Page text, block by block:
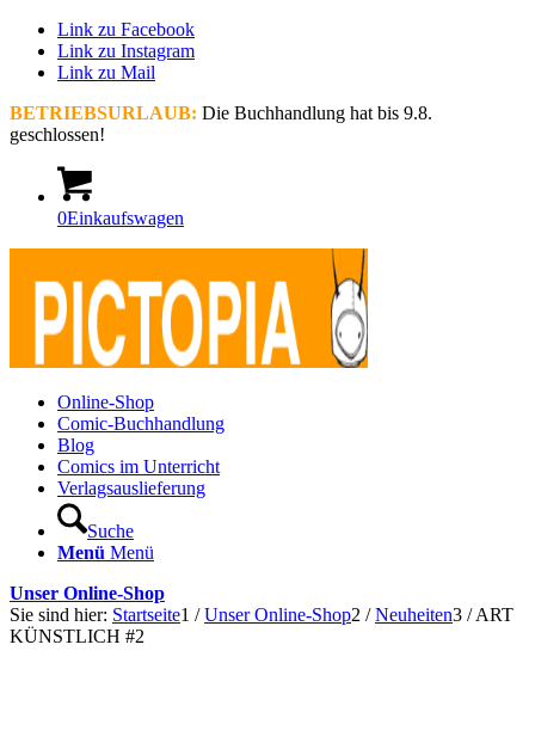
Link zu Facebook
Link zu Instagram
Link zu Mail
BETRIEBSURLAUB: Die Buchhandlung hat bis 9.8.
geschlossen!
0Einkaufswagen
Online-Shop
Comic-Buchhandlung
Blog
Comics im Unterricht
Verlagsauslieferung
Suche
Menü Menü
Unser Online-Shop
Sie sind hier: Startseite1 / Unser Online-Shop2 / Neuheiten3 / ART
KÜNSTLICH #2